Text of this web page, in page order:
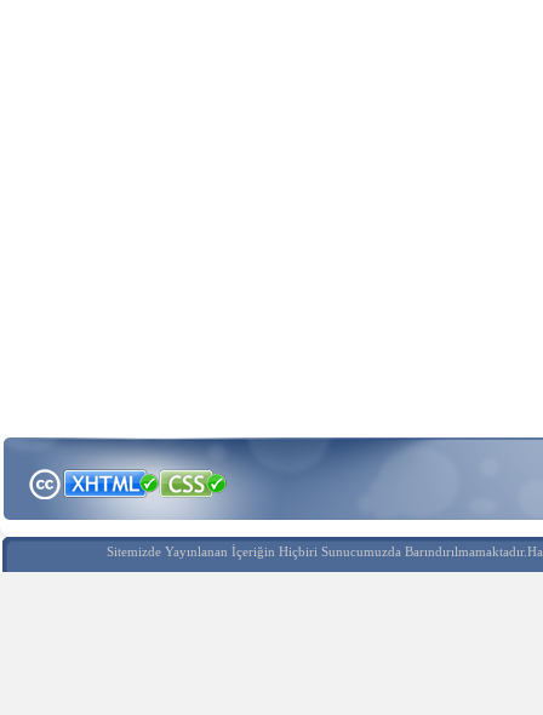
Sitemizde Yayınlanan İçeriğin Hiçbiri Sunucumuzda